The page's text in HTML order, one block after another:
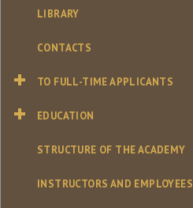
LIBRARY
CONTACTS
TO FULL-TIME APPLICANTS
EDUCATION
STRUCTURE OF THE ACADEMY
INSTRUCTORS AND EMPLOYEES